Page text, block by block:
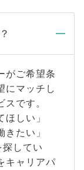
がご希望条
にマッチし
です。
しい」
たい」
探してい
キャリアパ